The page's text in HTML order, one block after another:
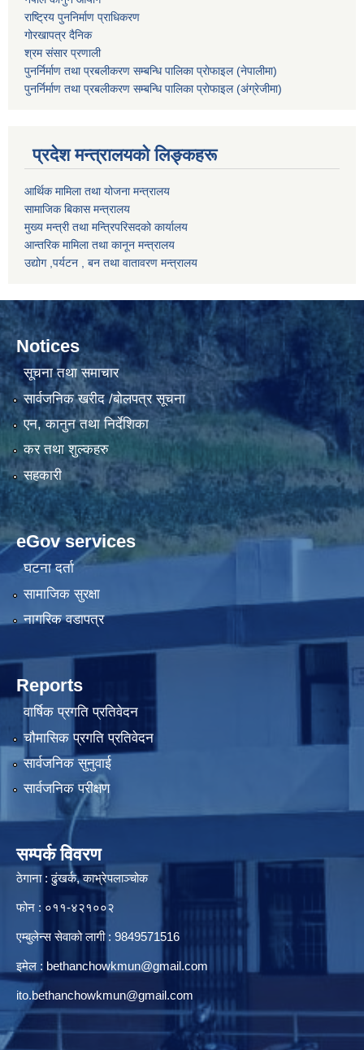
राष्ट्रिय पुननिर्माण प्राधिकरण
गोरखापत्र दैनिक
श्रम संसार प्रणाली
पुनर्निर्माण तथा प्रबलीकरण सम्बन्धि पालिका प्राेफाइल (नेपालीमा)
पुनर्निर्माण तथा प्रबलीकरण सम्बन्धि पालिका प्राेफाइल(अंग्रेजीमा)
प्रदेश मन्त्रालयको लिङ्कहरू
आर्थिक मामिला तथा योजना मन्त्रालय
सामाजिक बिकास मन्त्रालय
मुख्य मन्त्री तथा मन्त्रिपरिसदको कार्यालय
आन्तरिक मामिला तथा कानून मन्त्रालय
उद्योग ,पर्यटन , बन तथा वातावरण मन्त्रालय
Notices
सूचना तथा समाचार
सार्वजनिक खरीद /बोलपत्र सूचना
एन, कानुन तथा निर्देशिका
कर तथा शुल्कहरु
सहकारी
eGov services
घटना दर्ता
सामाजिक सुरक्षा
नागरिक वडापत्र
Reports
वार्षिक प्रगति प्रतिवेदन
चौमासिक प्रगति प्रतिवेदन
सार्वजनिक सुनुवाई
सार्वजनिक परीक्षण
सम्पर्क विवरण
ठेगाना : ढुंखर्क, काभ्रेपलाञ्चोक
फोन : ०११-४२१००२
एम्बुलेन्स सेवाको लागी : 9849571516
इमेल : bethanchowkmun@gmail.com
ito.bethanchowkmun@gmail.com